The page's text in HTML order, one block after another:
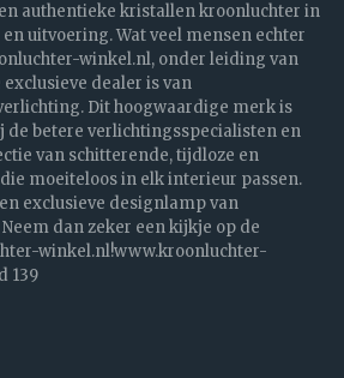
authentieke kristallen kroonluchter in
uitvoering. Wat veel mensen echter
winkel.nl, onder leiding van
exclusieve dealer is van
Dit hoogwaardige merk is
de betere verlichtingsspecialisten en
van schitterende, tijdloze en
moeiteloos in elk interieur passen.
exclusieve designlamp van
dan zeker een kijkje op de
winkel.nl!www.kroonluchter-
139